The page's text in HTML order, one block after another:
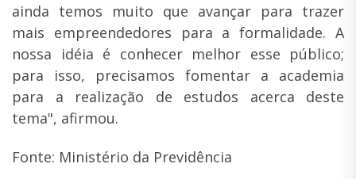
ainda temos muito que avançar para trazer
mais empreendedores para a formalidade. A
nossa idéia é conhecer melhor esse público;
para isso, precisamos fomentar a academia
para a realização de estudos acerca deste
tema", afirmou.
Fonte: Ministério da Previdência